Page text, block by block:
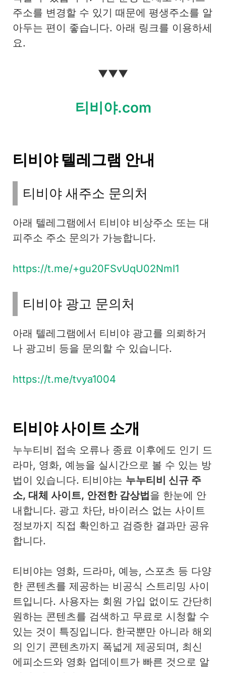
주소를 변경할 수 있기 때문에 평생주소를 알
아두는 편이 좋습니다. 아래 링크를 이용하세
요.
▼▼▼
티비야.com
티비야 텔레그램 안내
티비야 새주소 문의처
아래 텔레그램에서 티비야 비상주소 또는 대
피주소 주소 문의가 가능합니다.
https://t.me/+gu20FSvUqU02NmI1
티비야 광고 문의처
아래 텔레그램에서 티비야 광고를 의뢰하거
나 광고비 등을 문의할 수 있습니다.
https://t.me/tvya1004
티비야 사이트 소개
누누티비 접속 오류나 종료 이후에도 인기 드
라마, 영화, 예능을 실시간으로 볼 수 있는 방
법이 있습니다. 티비야는 누누티비 신규 주
소, 대체 사이트, 안전한 감상법을 한눈에 안
내합니다. 광고 차단, 바이러스 없는 사이트
정보까지 직접 확인하고 검증한 결과만 공유
합니다.
티비야는 영화, 드라마, 예능, 스포츠 등 다양
한 콘텐츠를 제공하는 비공식 스트리밍 사이
트입니다. 사용자는 회원 가입 없이도 간단히
원하는 콘텐츠를 검색하고 무료로 시청할 수
있는 것이 특징입니다. 한국뿐만 아니라 해외
의 인기 콘텐츠까지 폭넓게 제공되며, 최신
에피소드와 영화 업데이트가 빠른 것으로 알